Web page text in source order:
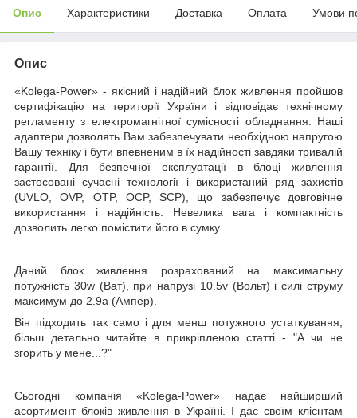
Опис Характеристики Доставка Оплата Умови
Опис
«Kolega-Power» - якісний і надійний блок живлення пройшов
сертифікацію на території України і відповідає технічному
регламенту з електромагнітної сумісності обладнання. Наші
адаптери дозволять Вам забезпечувати необхідною напругою
Вашу техніку і бути впевненим в їх надійності завдяки тривалій
гарантії. Для безпечної експлуатації в блоці живлення
застосовані сучасні технології і використаний ряд захистів
(UVLO, OVP, OTP, OCP, SCP), що забезпечує довговічне
використання і надійність. Невелика вага і компактність
дозволить легко помістити його в сумку.
Даний блок живлення розрахований на максимальну
потужність 30w (Ват) , при напрузі 10.5v (Вольт) і силі струму
максимум до 2.9a (Ампер).
Він підходить так само і для менш потужного устаткування,
більш детально читайте в прикріпленою статті - "А чи не
згорить у мене...?"
Сьогодні компанія «Kolega-Power» надає найширший
асортимент блоків живлення в Україні. І дає своїм клієнтам